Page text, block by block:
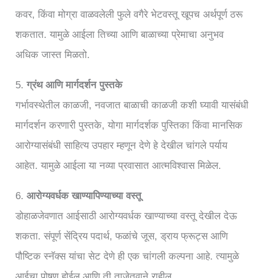
कवर, किंवा मोग्रा वाळवलेली फुले वगैरे भेटवस्तू खूपच अर्थपूर्ण ठरू
शकतात. यामुळे आईला तिच्या आणि बाळाच्या प्रेमाचा अनुभव
अधिक जास्त मिळतो.
5.ग्रंथ आणि मार्गदर्शन पुस्तके
गर्भावस्थेतील काळजी, नवजात बाळाची काळजी कशी घ्यावी यासंबंधी
मार्गदर्शन करणारी पुस्तके, योगा मार्गदर्शक पुस्तिका किंवा मानसिक
आरोग्यासंबंधी साहित्य उपहार म्हणून देणे हे देखील चांगले पर्याय
आहेत. यामुळे आईला या नव्या प्रवासात आत्मविश्वास मिळेल.
6.आरोग्यवर्धक खाण्यापिण्याच्या वस्तू
डोहाळजेवणात आईसाठी आरोग्यवर्धक खाण्याच्या वस्तू देखील देऊ
शकता. संपूर्ण सेंद्रिय पदार्थ, फळांचे जूस, ड्राय फ्रूट्स आणि
पौष्टिक स्नॅक्स यांचा सेट देणे ही एक चांगली कल्पना आहे. त्यामुळे